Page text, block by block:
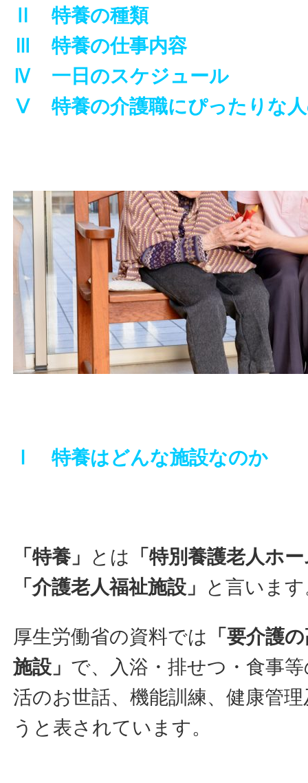
Ⅱ 特養の種類
Ⅲ 特養の仕事内容
Ⅳ 一日のスケジュール
Ⅴ 特養の介護職にぴったりな
Ⅰ 特養はどんな施設なのか
「特養」 とは
「特別養護老人ホ
「介護老人福祉施設」
と言いま
厚生労働省の資料では
「要介護
施設」 で、入浴・排せつ・食事
活のお世話、機能訓練、健康管
うと表されています。